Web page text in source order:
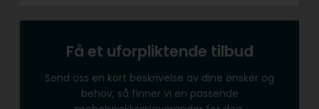
Få et uforpliktende tilbud
Send oss en kort beskrivelse av dine ønsker og
behov, så finner vi en passende